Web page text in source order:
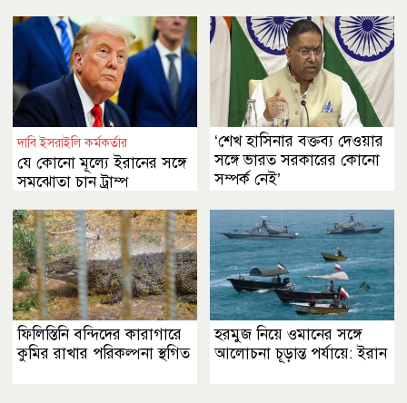
দাবি ইসরাইলি কর্মকর্তার
যে কোনো মূল্যে ইরানের সঙ্গে
সমঝোতা চান ট্রাম্প
‘শেখ হাসিনার বক্তব্য দেওয়ার
সঙ্গে ভারত সরকারের কোনো
সম্পর্ক নেই’
ফিলিস্তিনি বন্দিদের কারাগারে
কুমির রাখার পরিকল্পনা স্থগিত
হরমুজ নিয়ে ওমানের সঙ্গে
আলোচনা চূড়ান্ত পর্যায়ে: ইরান